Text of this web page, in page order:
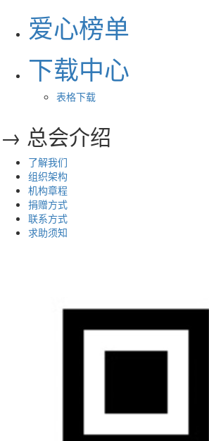
爱心榜单
下载中心
表格下载
→ 总会介绍
了解我们
组织架构
机构章程
捐赠方式
联系方式
求助须知